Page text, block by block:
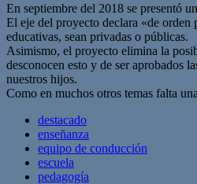
En septiembre del 2018 se presentó
El eje del proyecto declara «de
educativas, sean privadas o públicas.
Asimismo, el proyecto elimina la
desconocen esto y de ser aprobados
nuestros hijos.
Como en muchos otros temas falta
destacado
enseñanza
equipo de conducción
escuela
pedagogía